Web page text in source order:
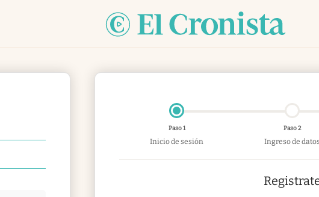
Paso 1
Inicio de sesión
Paso 2
Ingreso de datos